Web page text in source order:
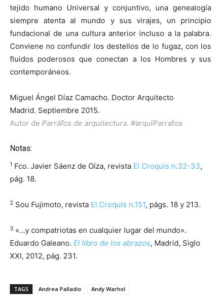
tejido humano Universal y conjuntivo, una genealogía
siempre atenta al mundo y sus virajes, un principio
fundacional de una cultura anterior incluso a la palabra.
Conviene no confundir los destellos de lo fugaz, con los
fluidos poderosos que conectan a los Hombres y sus
contemporáneos.
Miguel Ángel Díaz Camacho. Doctor Arquitecto
Madrid. Septiembre 2015.
Autor de Parráfos de arquitectura. #arquiParrafos
Notas:
1 Fco. Javier Sáenz de Oíza, revista El Croquis n.32-33,
pág. 18.
2 Sou Fujimoto, revista El Croquis n.151, págs. 18 y 213.
3 «…y compatriotas en cualquier lugar del mundo».
Eduardo Galeano. El libro de los abrazos, Madrid, Siglo
XXI, 2012, pág. 231.
TAGS Andrea Palladio Andy Warhol